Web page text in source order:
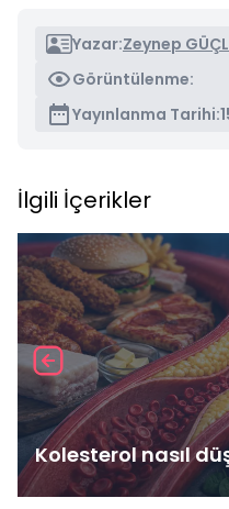
Yazar:Zeynep
Görüntülenme:
Yayınlanma Tarihi:
İlgili İçerikler
Kolesterol nasıl